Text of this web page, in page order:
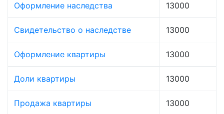
Оформление наследства 13000
Свидетельство о наследстве 13000
Оформление квартиры 13000
Доли квартиры 13000
Продажа квартиры 13000